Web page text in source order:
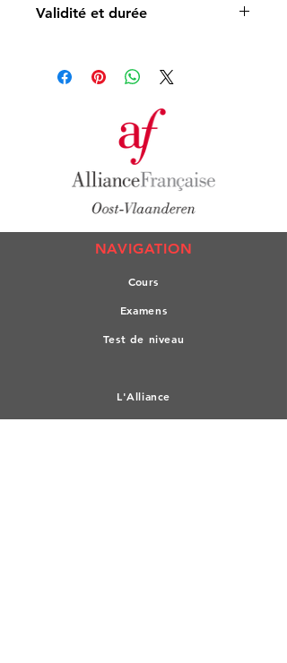
Validité et durée
NAVIGATION
Cours
Examens
Test de niveau
L'Alliance